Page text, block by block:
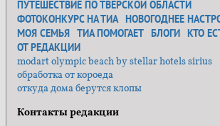
ПУТЕШЕСТВИЕ ПО ТВЕРСКОЙ ОБЛАСТИ
ФОТОКОНКУРС НА ТИА НОВОГОДНЕЕ
МОЯ СЕМЬЯ ТИА ПОМОГАЕТ БЛОГИ КТО
ОТ РЕДАКЦИИ
modart olympic beach by stellar hotels sirius
обработка от короеда
откуда дома берутся клопы
Контакты редакции